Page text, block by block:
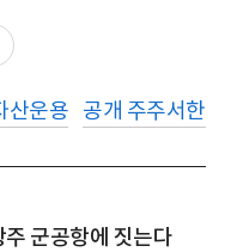
산운용 공개 주주서한
군공항에 짓는다